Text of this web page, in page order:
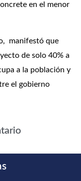
en el menor
manifestó que
de solo 40% a
a la población y
el gobierno